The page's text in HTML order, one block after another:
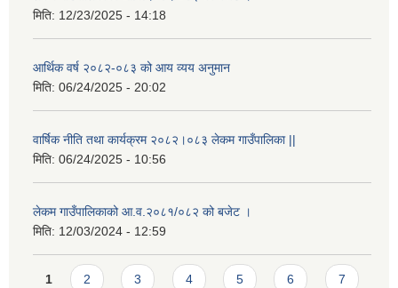
मिति: 12/23/2025 - 14:18
आर्थिक वर्ष २०८२-०८३ को आय व्यय अनुमान
मिति: 06/24/2025 - 20:02
वार्षिक नीति तथा कार्यक्रम २०८२।०८३ लेकम गाउँपालिका ||
मिति: 06/24/2025 - 10:56
लेकम गाउँपालिकाको आ.व.२०८१/०८२ को बजेट ।
मिति: 12/03/2024 - 12:59
Pages
1 2 3 4 5 6 7